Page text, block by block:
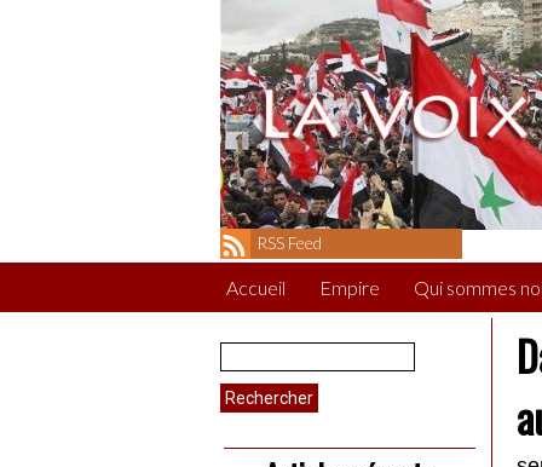
RSS Feed
Accueil Empire Qui sommes
Rechercher :